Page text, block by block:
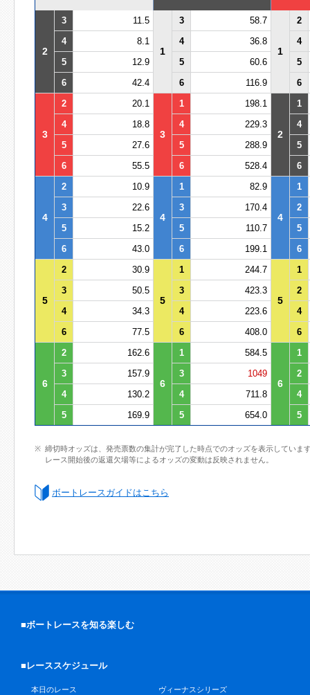
2
3 11.5
1
3 58.7
1
2
4
8.1 4 36.8
4
5
12.9 5 60.6
5
6
42.4 6 116.9 6
3
2 20.1
3
1 198.1
2
1
4
18.8 4 229.3
4
5
27.6 5 288.9
5
6
55.5 6 528.4 6
4
2 10.9
4
1 82.9
4
1
3
22.6 3 170.4
2
5
15.2 5 110.7
5
6
43.0 6 199.1 6
5
2 30.9
5
1 244.7
5
1
3
50.5 3 423.3
2
4
34.3 4 223.6
4
6
77.5 6 408.0 6
6
2 162.6
6
1 584.5
6
1
3
157.9 3 1049
2
4
130.2 4 711.8
4
5
169.9 5 654.0 5
締切時オッズは、発売票数の集計が完了した時点でのオッズを表示していま
レース開始後の返還欠場等によるオッズの変動は反映されません。
ボートレースガイドはこちら
■ボートレースを知る楽しむ
■レーススケジュール
本日のレース
ヴィーナスシリーズ